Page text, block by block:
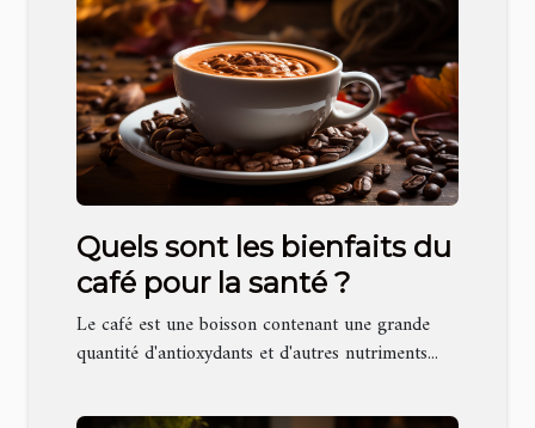
Quels sont les bienfaits du
café pour la santé ?
Le café est une boisson contenant une grande
quantité d'antioxydants et d'autres nutriments...